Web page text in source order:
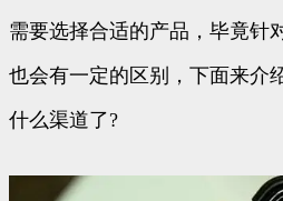
需要选择合适的产品，毕竟针
也会有一定的区别，下面来介
什么渠道了?